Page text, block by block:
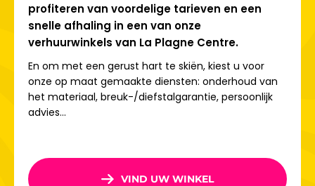
Binnen het skigebied bevinden zich talloze leuke zones,
zoals de Colorado Luge met een afdaling van 1,5 km.
Buffalo Park biedt thematische pistes geïnspireerd op het
de meer avontuurlijke skiërs is er een slalom met
tijdslimiet, waar je de ervaring van een professionele skiër
beleeft. Ga de uitdaging aan en verbreek alle records!
profiteren van voordelige tarieven en een
snelle afhaling in een van onze
verhuurwinkels van La Plagne Centre.
En om met een gerust hart te skiën, kiest u voor
onze op maat gemaakte diensten: onderhoud van
het materiaal, breuk-/diefstalgarantie, persoonlijk
advies...
VIND UW WINKEL